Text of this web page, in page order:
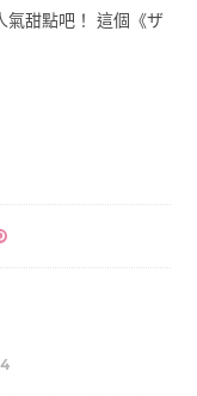
甜點吧！ 這個《ザ